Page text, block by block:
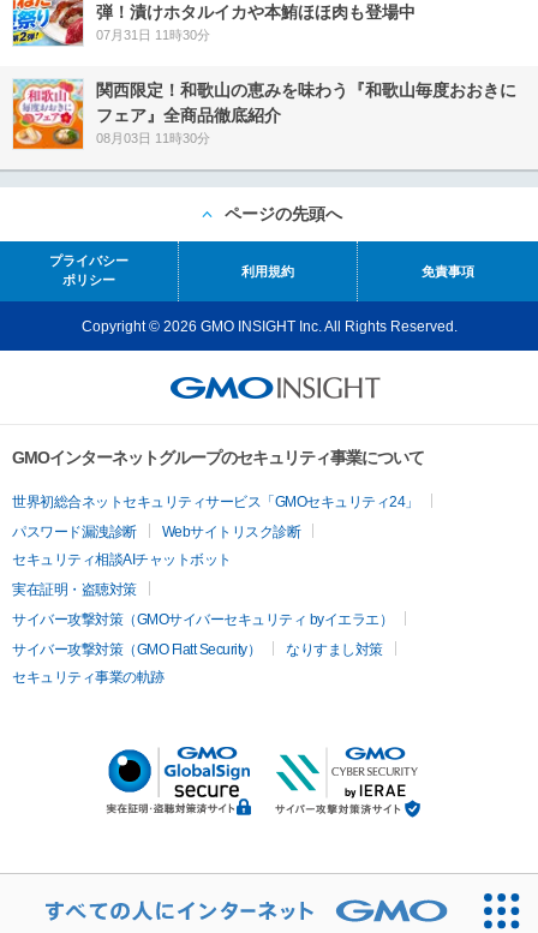
弾！漬けホタルイカや本鮪ほほ肉も登場中
07月31日 11時30分
関西限定！和歌山の恵みを味わう『和歌山毎度おおきに
フェア』全商品徹底紹介
08月03日 11時30分
ページの先頭へ
プライバシー
ポリシー
利用規約 免責事項
Copyright © 2026 GMO INSIGHT Inc. All Rights Reserved.
GMOインターネットグループのセキュリティ事業について
世界初総合ネットセキュリティサービス「GMOセキュリティ24」
パスワード漏洩診断
Webサイトリスク診断
セキュリティ相談AIチャットボット
実在証明・盗聴対策
サイバー攻撃対策（GMOサイバーセキュリティ byイエラエ）
サイバー攻撃対策（GMO Flatt Security）
なりすまし対策
セキュリティ事業の軌跡